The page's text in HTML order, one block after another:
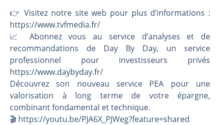
👉️ Visitez notre site web pour plus d’informations :
https://www.tvfmedia.fr/
📈 Abonnez vous au service d’analyses et de
recommandations de Day By Day, un service
professionnel pour investisseurs privés
https://www.daybyday.fr/
Découvrez son nouveau service PEA pour une
valorisation à long terme de votre épargne,
combinant fondamental et technique.
🎬️ https://youtu.be/PJA6X_PJWeg?feature=shared